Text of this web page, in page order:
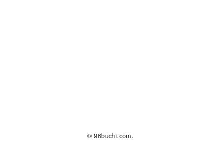
© 96buchi.com.